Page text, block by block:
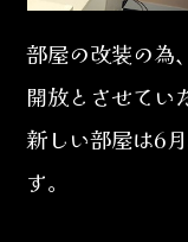
部屋の改装の為
開放とさせてい
新しい部屋は6
す。